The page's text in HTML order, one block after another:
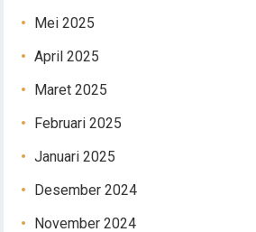
Mei 2025
April 2025
Maret 2025
Februari 2025
Januari 2025
Desember 2024
November 2024